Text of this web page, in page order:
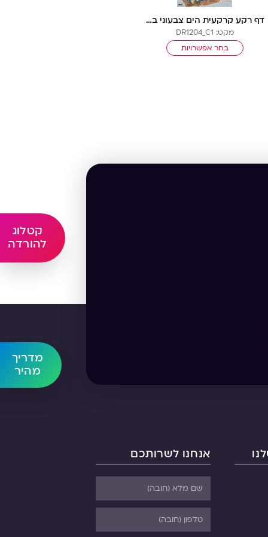
קטלוג
להורדה
מדריך
מהיר
דף רקע קרקעית הים צבעוני בלי שורות
מקט: DR1204_C1
בחר אפשרויות
אנחנו לשרותכם